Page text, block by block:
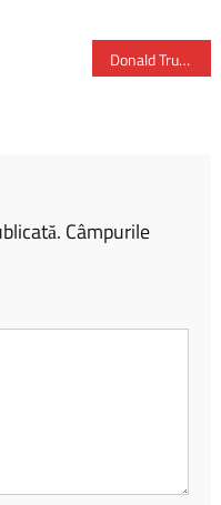
Donald Trump a anunţat că se va întâlni cu premierul Benjamin Netanyahu în Florida
Câmpurile